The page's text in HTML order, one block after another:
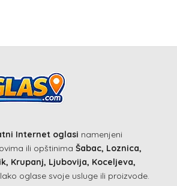
Internet oglasi namenjeni
ili opštinima Šabac, Loznica,
Krupanj, Ljubovija, Koceljeva,
oglase svoje usluge ili proizvode.